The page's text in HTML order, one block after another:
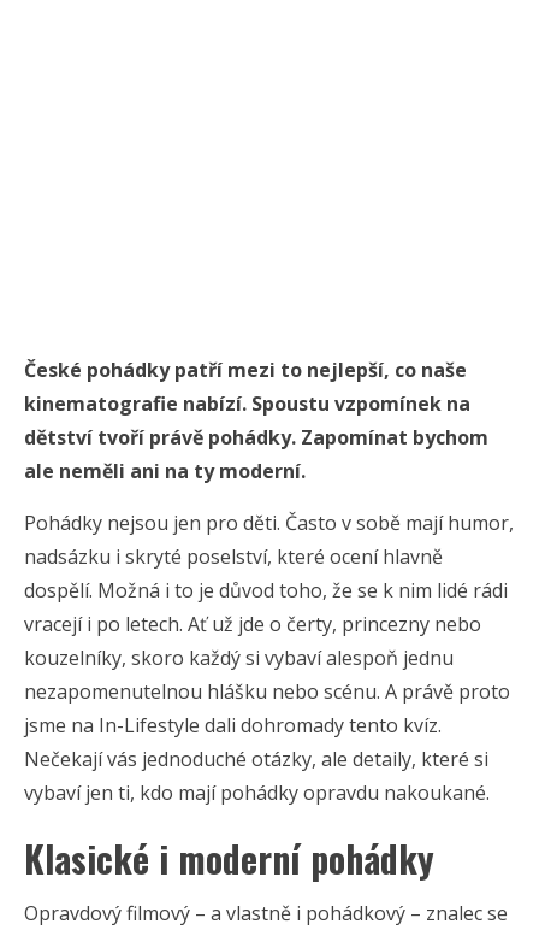
České pohádky patří mezi to nejlepší, co naše
kinematografie nabízí. Spoustu vzpomínek na
dětství tvoří právě pohádky. Zapomínat bychom
ale neměli ani na ty moderní.
Pohádky nejsou jen pro děti. Často v sobě mají humor,
nadsázku i skryté poselství, které ocení hlavně
dospělí. Možná i to je důvod toho, že se k nim lidé rádi
vracejí i po letech. Ať už jde o čerty, princezny nebo
kouzelníky, skoro každý si vybaví alespoň jednu
nezapomenutelnou hlášku nebo scénu. A právě proto
jsme na In-Lifestyle dali dohromady tento kvíz.
Nečekají vás jednoduché otázky, ale detaily, které si
vybaví jen ti, kdo mají pohádky opravdu nakoukané.
Klasické i moderní pohádky
Opravdový filmový – a vlastně i pohádkový – znalec se